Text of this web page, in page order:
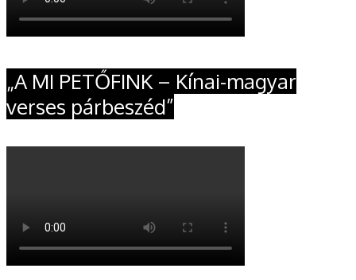
„A MI PETŐFINK – Kínai-magyar
verses párbeszéd”